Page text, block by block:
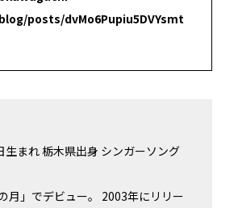
posts/dvMo6Pupiu5DVYsmt
生まれ 栃木県出身 シンガーソング
月」でデビュー。 2003年にリリー